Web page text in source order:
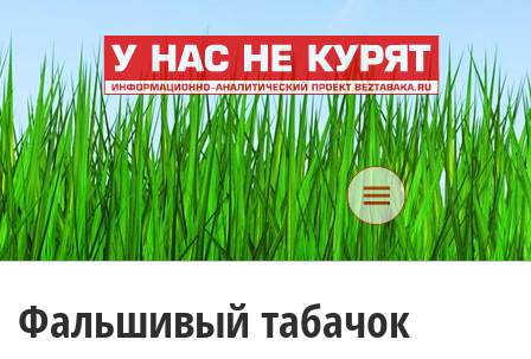
Фальшивый табачок